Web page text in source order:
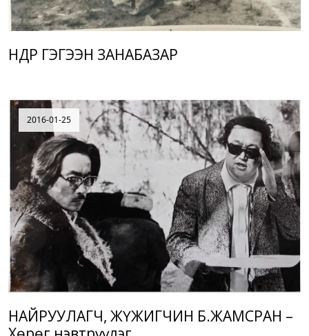
ӨНДӨР ГЭГЭЭН ЗАНАБАЗАР
2016-01-25
НАЙРУУЛАГЧ, ЖҮЖИГЧИН Б.ЖАМСРАН –